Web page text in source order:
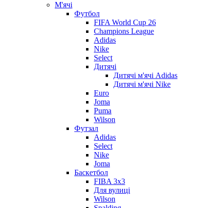
М'ячі
Футбол
FIFA World Cup 26
Champions League
Adidas
Nike
Select
Дитячі
Дитячі м'ячі Adidas
Дитячі м'ячі Nike
Euro
Joma
Puma
Wilson
Футзал
Adidas
Select
Nike
Joma
Баскетбол
FIBA 3x3
Для вулиці
Wilson